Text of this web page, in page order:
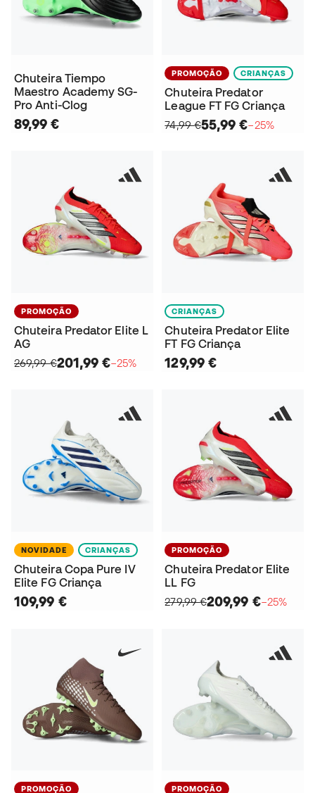
Chuteira Tiempo
Maestro Academy SG-
Pro Anti-Clog
89,99 €
PROMOÇÃO CRIANÇAS
Chuteira Predator
League FT FG Criança
74,99 €55,99 €−25%
PROMOÇÃO
Chuteira Predator Elite L
AG
269,99 €201,99 €−25%
CRIANÇAS
Chuteira Predator Elite
FT FG Criança
129,99 €
NOVIDADE CRIANÇAS
Chuteira Copa Pure IV
Elite FG Criança
109,99 €
PROMOÇÃO
Chuteira Predator Elite
LL FG
279,99 €209,99 €−25%
PROMOÇÃO PROMOÇÃO